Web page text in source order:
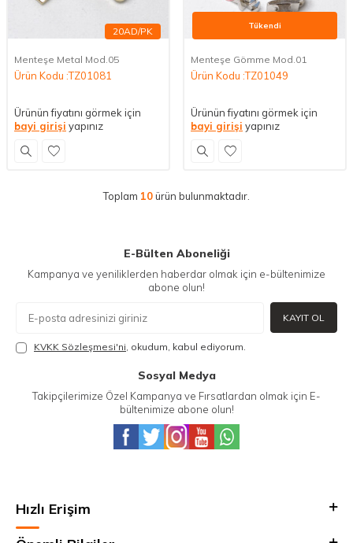
20AD/PK
Menteşe Metal Mod.05
Ürün Kodu :TZ01081
Ürünün fiyatını görmek için
bayi girişi yapınız
Tükendi
Menteşe Gömme Mod.01
Ürün Kodu :TZ01049
Ürünün fiyatını görmek için
bayi girişi yapınız
Toplam 10ürün bulunmaktadır.
E-Bülten Aboneliği
Kampanya ve yeniliklerden haberdar olmak için e-bültenimize
abone olun!
KAYIT OL
KVKK Sözleşmesi'ni, okudum, kabul ediyorum.
Sosyal Medya
Takipçilerimize Özel Kampanya ve Fırsatlardan olmak için E-
bültenimize abone olun!
Hızlı Erişim